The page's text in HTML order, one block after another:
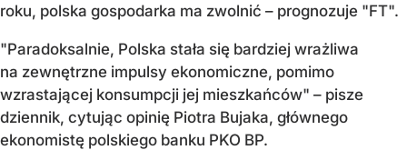
roku, polska gospodarka ma zwolnić – prognozuje "FT".
"Paradoksalnie, Polska stała się bardziej wrażliwa
na zewnętrzne impulsy ekonomiczne, pomimo
wzrastającej konsumpcji jej mieszkańców" – pisze
dziennik, cytując opinię Piotra Bujaka, głównego
ekonomistę polskiego banku PKO BP.